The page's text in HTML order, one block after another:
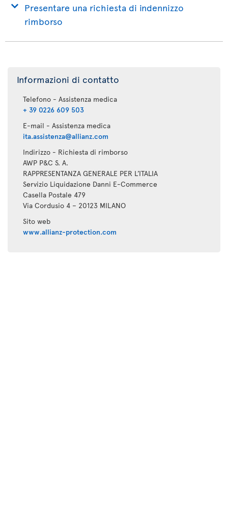
Presentare una richiesta di indennizzo
rimborso
Informazioni di contatto
Telefono - Assistenza medica
+ 39 0226 609 503
E-mail - Assistenza medica
ita.assistenza@allianz.com
Indirizzo - Richiesta di rimborso
AWP P&C S. A.
RAPPRESENTANZA GENERALE PER L’ITALIA
Servizio Liquidazione Danni E-Commerce
Casella Postale 479
Via Cordusio 4 – 20123 MILANO
Sito web
www.allianz-protection.com